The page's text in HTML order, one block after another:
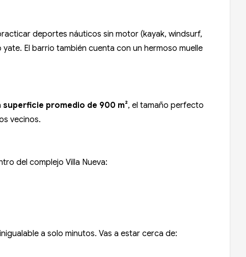
deportes náuticos sin motor (kayak, windsurf,
El barrio también cuenta con un hermoso muelle
superficie promedio de 900 m², el tamaño perfecto
vecinos.
del complejo Villa Nueva:
a solo minutos. Vas a estar cerca de: